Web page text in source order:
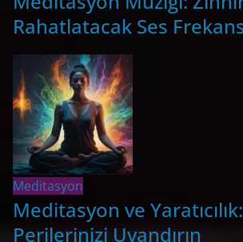
Rahatlatacak Ses
Meditasyon
Meditasyon ve
Perilerinizi Uyandırın